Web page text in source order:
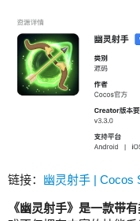
链接： 幽灵射手 | Cocos
《幽灵射手》是一款带